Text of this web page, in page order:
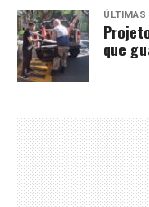
ÚLTIMAS
que